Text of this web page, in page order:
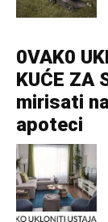
0VAK0
KUĆE ZA
mirisati
apoteci